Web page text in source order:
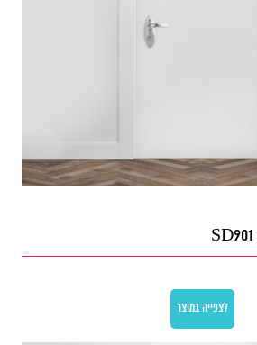
לצפייה במוצר